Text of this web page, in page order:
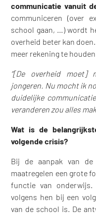
communicatie vanuit
communiceren (over
school gaan, …) wordt
overheid beter kan
meer rekening te
“[De overheid moet]
jongeren. Nu mocht ik
duidelijke
veranderen zou alles
Wat is de
volgende crisis?
Bij de aanpak van
maatregelen een grote
functie van onderwijs.
volgens hen bij een
van de school is. De